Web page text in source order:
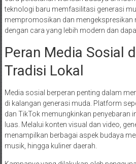
teknologi baru memfasilitasi generasi
mempromosikan dan mengekspresikan
dengan cara yang lebih modern dan
Peran Media Sosial
Tradisi Lokal
Media sosial berperan penting dalam
di kalangan generasi muda. Platform
dan TikTok memungkinkan penyebaran
luas. Melalui konten visual dan video,
menampilkan berbagai aspek budaya
musik, hingga kuliner daerah.